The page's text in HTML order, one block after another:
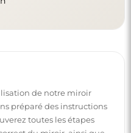
de notre miroir
préparé des instructions
toutes les étapes